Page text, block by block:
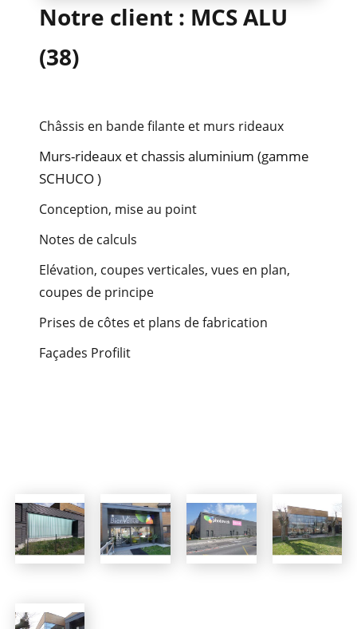
OCCULTATION
RÉFÉRENCES
CONTACT
Notre client : MCS ALU
(38)
Châssis en bande filante et murs rideaux
Murs-rideaux et chassis aluminium (gamme
SCHUCO )
Conception, mise au point
Notes de calculs
Elévation, coupes verticales, vues en plan,
coupes de principe
Prises de côtes et plans de fabrication
Façades Profilit